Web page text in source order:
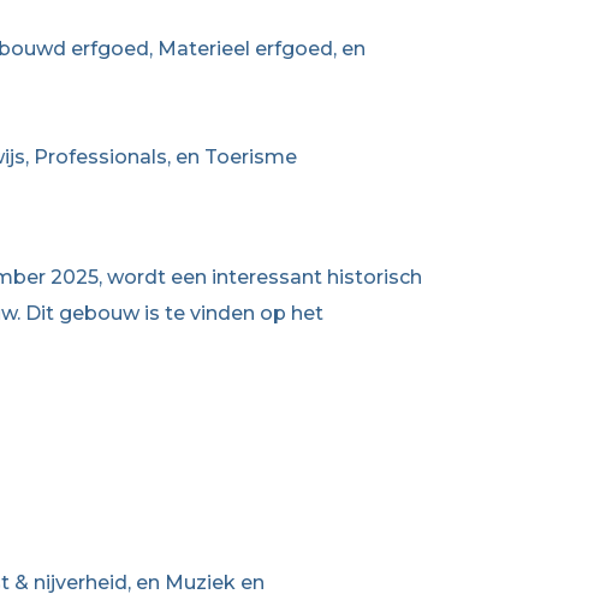
erfgoed, Materieel erfgoed, en
Professionals, en Toerisme
2025, wordt een interessant historisch
Dit gebouw is te vinden op het
nijverheid, en Muziek en